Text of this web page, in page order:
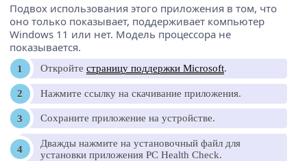
Подвох использования этого приложения в том, что
оно только показывает, поддерживает компьютер
Windows 11 или нет. Модель процессора не
показывается.
Откройте страницу поддержки Microsoft.
Нажмите ссылку на скачивание приложения.
Сохраните приложение на устройстве.
Дважды нажмите на установочный файл для
установки приложения PC Health Check.